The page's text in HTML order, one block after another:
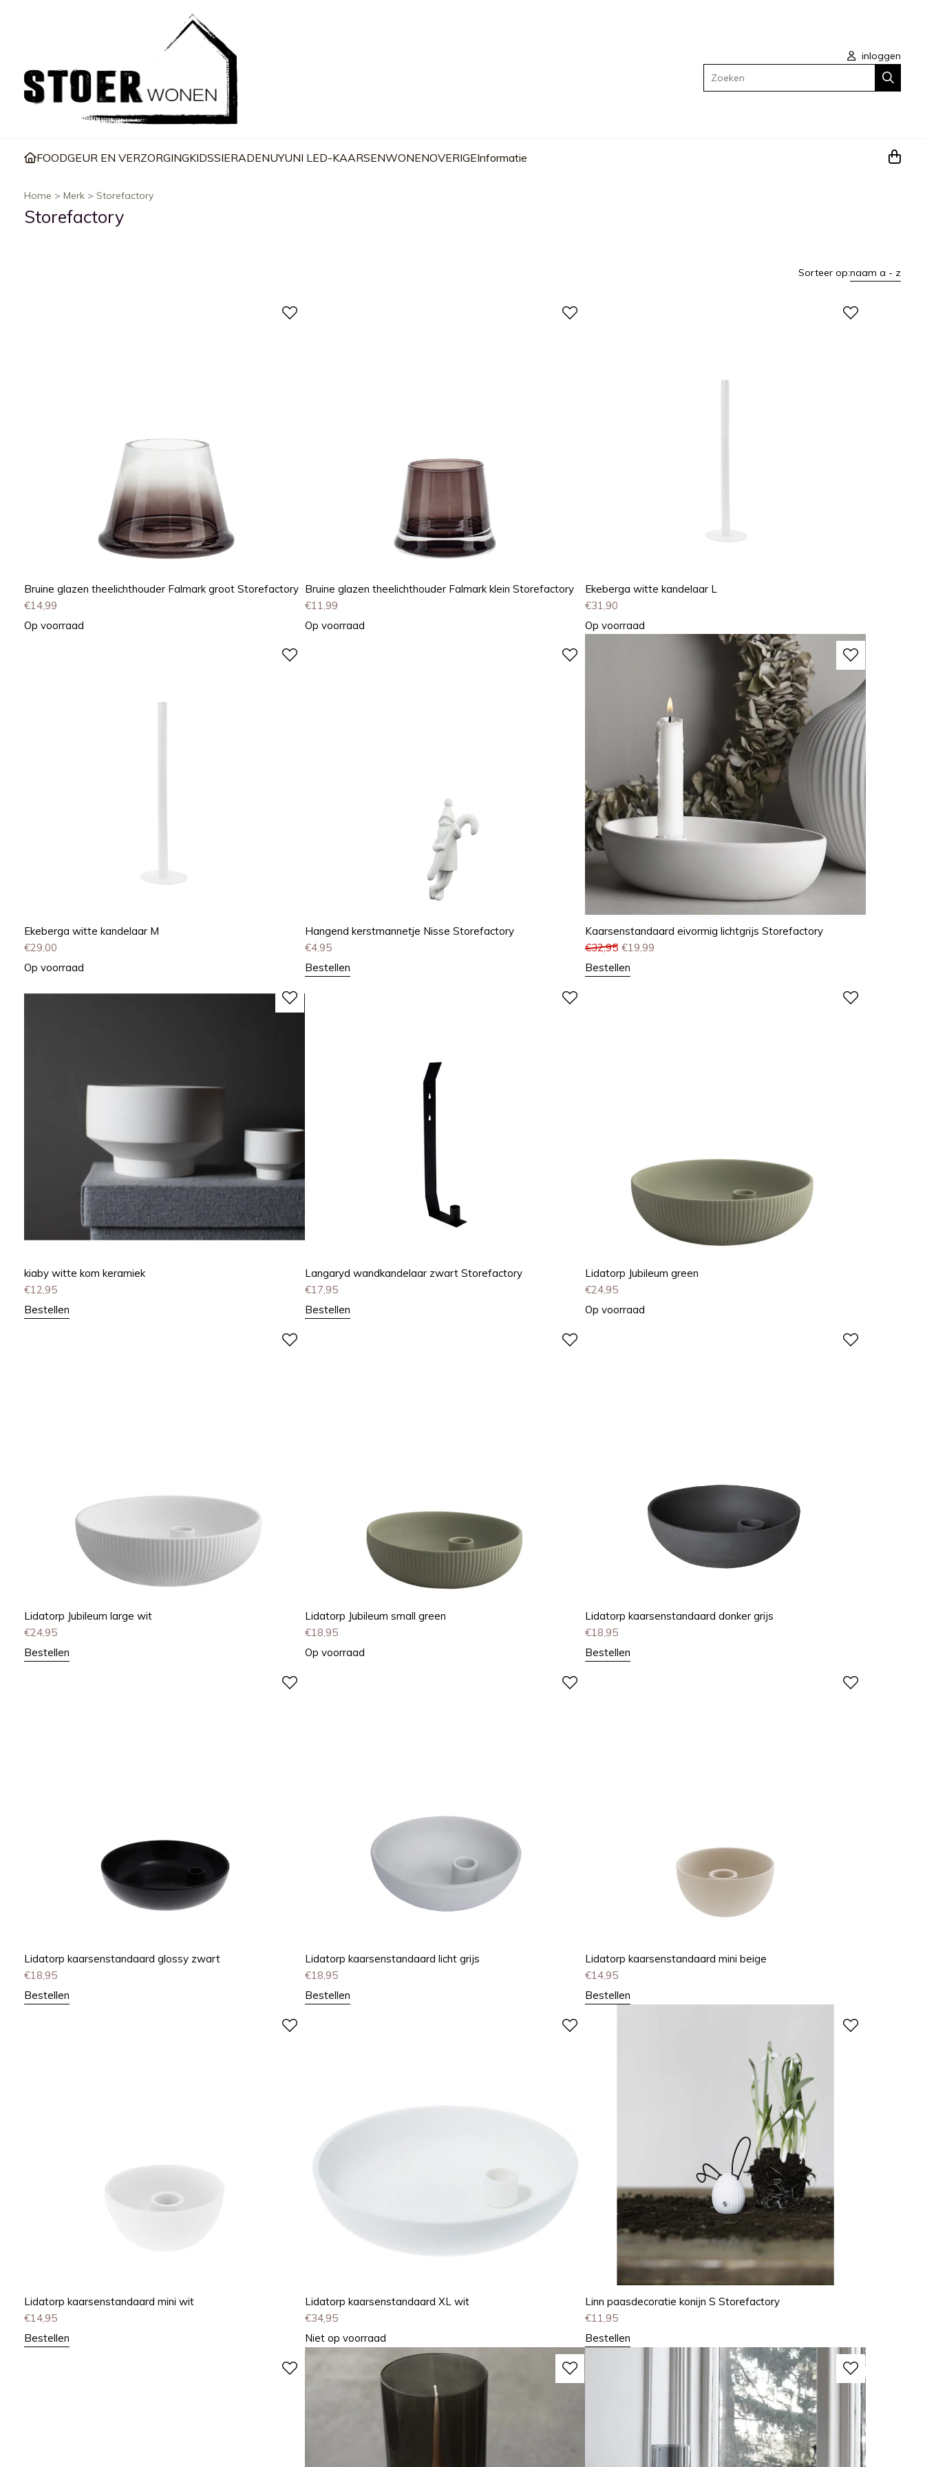
inloggen
Zoeken
FOODGEUR EN VERZORGINGKIDSSIERADENUYUNI LED-KAARSENWONENOVERIGEInformatie
Home > Merk > Storefactory
Storefactory
Sorteer op:naam a - z
Bruine glazen theelichthouder Falmark groot Storefactory
€14,99
Op voorraad
Bruine glazen theelichthouder Falmark klein Storefactory
€11,99
Op voorraad
Ekeberga witte kandelaar L
€31,90
Op voorraad
Ekeberga witte kandelaar M
€29,00
Op voorraad
Hangend kerstmannetje Nisse Storefactory
€4,95
Bestellen
Kaarsenstandaard eivormig lichtgrijs Storefactory
€32,95 €19,99
Bestellen
kiaby witte kom keramiek
€12,95
Bestellen
Langaryd wandkandelaar zwart Storefactory
€17,95
Bestellen
Lidatorp Jubileum green
€24,95
Op voorraad
Lidatorp Jubileum large wit
€24,95
Bestellen
Lidatorp Jubileum small green
€18,95
Op voorraad
Lidatorp kaarsenstandaard donker grijs
€18,95
Bestellen
Lidatorp kaarsenstandaard glossy zwart
€18,95
Bestellen
Lidatorp kaarsenstandaard licht grijs
€18,95
Bestellen
Lidatorp kaarsenstandaard mini beige
€14,95
Bestellen
Lidatorp kaarsenstandaard mini wit
€14,95
Bestellen
Lidatorp kaarsenstandaard XL wit
€34,95
Niet op voorraad
Linn paasdecoratie konijn S Storefactory
€11,95
Bestellen